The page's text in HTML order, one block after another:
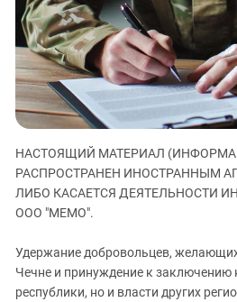
КАВКАЗ
Дагестан
Ингушетия
Кабардино-Балкария
Калмыкия
Карачаево-Черкесия
Краснодарский край
Российская Федерация
Северная Осетия - Алания
СКФО
НАСТОЯЩИЙ МАТЕРИАЛ
РАСПРОСТРАНЕН ИНОСТРАННЫМ
ЛИБО КАСАЕТСЯ ДЕЯТЕЛЬНОСТИ
ООО "МЕМО".
Удержание добровольцев,
Чечне и принуждение к заключению
республики, но и власти других